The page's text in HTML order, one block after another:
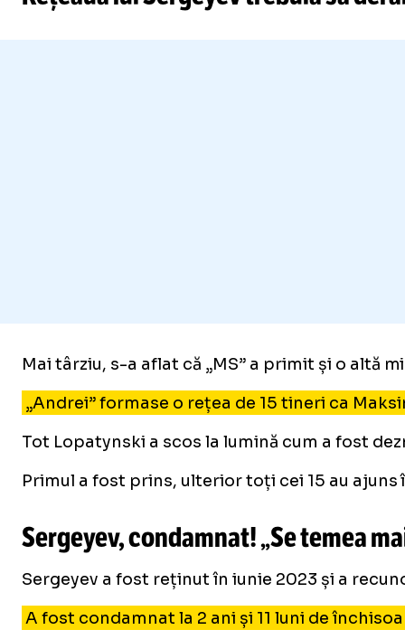
Mai târziu, s-a aflat că „MS” a primit și o altă
„Andrei” formase o rețea de 15 tineri ca
Tot Lopatynski a scos la lumină cum a fost
Primul a fost prins, ulterior toți cei 15 au ajuns
Sergeyev, condamnat! „Se temea
Sergeyev a fost reținut în iunie 2023 și a
A fost condamnat la 2 ani și 11 luni de